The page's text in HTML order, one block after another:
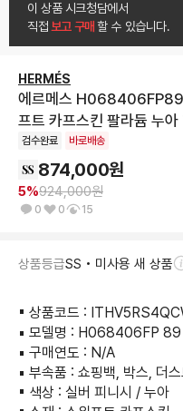
이 상품 시크청담에서
직접 보고 구매 할 수 있습니다.
HERMÉS
에르메스 H068406FP89
프트 카프스킨 팔라듐 누
검수완료 바로배송
874,000원
5%924,000원
0 0 15
상품등급SS • 미사용 새 상품
▪︎ 상품코드 :
▪︎ 모델명 : H068406FP 89
▪︎ 구매연도 : N/A
▪︎ 부속품 : 쇼핑백, 박스, 더
▪︎ 색상 : 실버 피니시 / 누아